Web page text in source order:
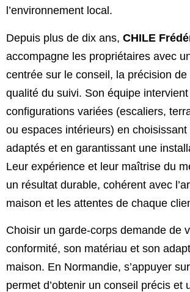
l’environnement local.
Depuis plus de dix ans, CHILE
accompagne les propriétaires avec
centrée sur le conseil, la précision
qualité du suivi. Son équipe
configurations variées (escaliers,
ou espaces intérieurs) en
adaptés et en garantissant une
Leur expérience et leur maîtrise du
un résultat durable, cohérent avec
maison et les attentes de chaque
Choisir un garde-corps demande de
conformité, son matériau et son
maison. En Normandie, s’appuyer
permet d’obtenir un conseil précis et